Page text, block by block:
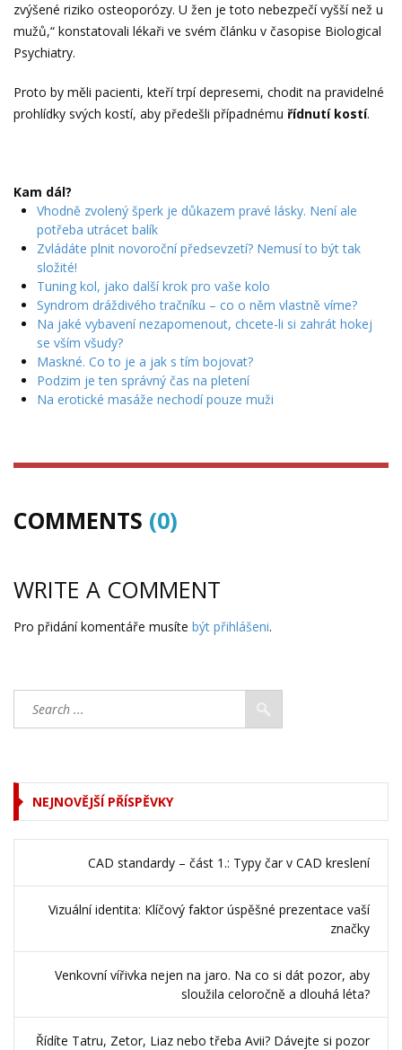
zvýšené riziko osteoporózy. U žen je toto nebezpečí vyšší než u
mužů,“ konstatovali lékaři ve svém článku v časopise Biological
Psychiatry.
Proto by měli pacienti, kteří trpí depresemi, chodit na pravidelné
prohlídky svých kostí, aby předešli případnému řídnutí kostí.
Kam dál?
Vhodně zvolený šperk je důkazem pravé lásky. Není ale
potřeba utrácet balík
Zvládáte plnit novoroční předsevzetí? Nemusí to být tak
složité!
Tuning kol, jako další krok pro vaše kolo
Syndrom dráždivého tračníku – co o něm vlastně víme?
Na jaké vybavení nezapomenout, chcete-li si zahrát hokej
se vším všudy?
Maskné. Co to je a jak s tím bojovat?
Podzim je ten správný čas na pletení
Na erotické masáže nechodí pouze muži
COMMENTS (0)
WRITE A COMMENT
Pro přidání komentáře musíte být přihlášeni.
NEJNOVĚJŠÍ PŘÍSPĚVKY
CAD standardy – část 1.: Typy čar v CAD kreslení
Vizuální identita: Klíčový faktor úspěšné prezentace vaší
značky
Venkovní vířivka nejen na jaro. Na co si dát pozor, aby
sloužila celoročně a dlouhá léta?
Řídíte Tatru, Zetor, Liaz nebo třeba Avii? Dávejte si pozor